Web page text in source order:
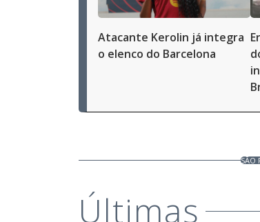
Atacante Kerolin já integra
o elenco do Barcelona
SÃO
Últimas